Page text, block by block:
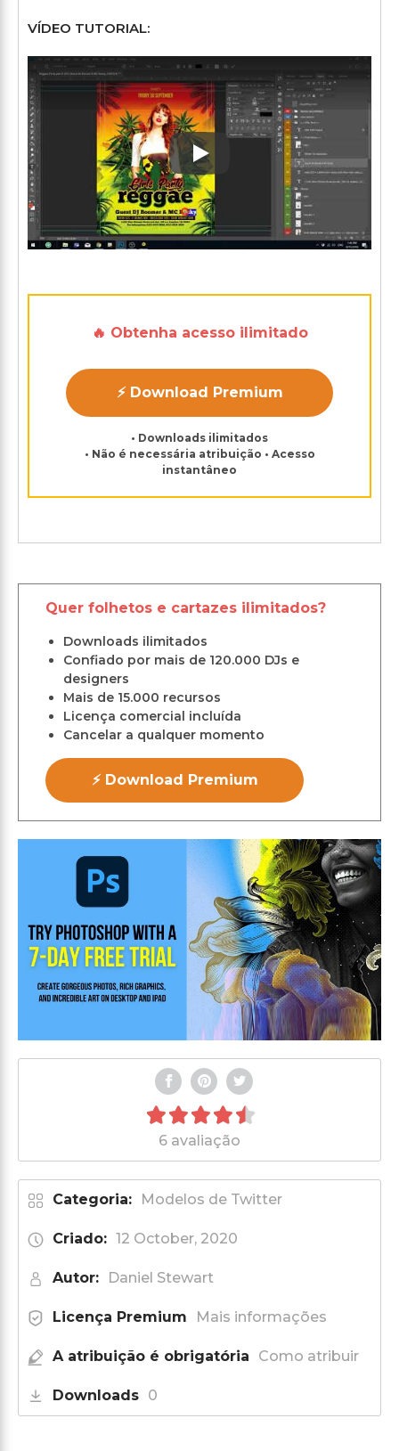
VÍDEO TUTORIAL:
Play: Keynote (Google I/O
🔥 Obtenha acesso ilimitado
⚡ Download Premium
• Downloads ilimitados
• Não é necessária atribuição • Acesso
instantâneo
Quer folhetos e cartazes ilimitados?
Downloads ilimitados
Confiado por mais de 120.000 DJs e
designers
Mais de 15.000 recursos
Licença comercial incluída
Cancelar a qualquer momento
⚡ Download Premium
6 avaliação
Categoria: Modelos de Twitter
Criado: 12 October, 2020
Autor: Daniel Stewart
Licença Premium Mais informações
A atribuição é obrigatória Como atribuir
Downloads 0